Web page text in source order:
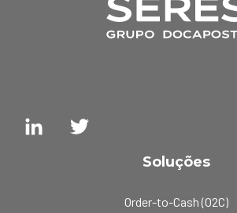
Soluções
Order-to-Cash (O2C)